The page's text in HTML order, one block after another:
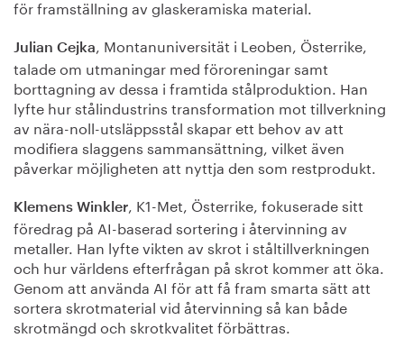
för framställning av glaskeramiska material.
Julian Cejka, Montanuniversität i Leoben, Österrike,
talade om utmaningar med föroreningar samt
borttagning av dessa i framtida stålproduktion. Han
lyfte hur stålindustrins transformation mot tillverkning
av nära-noll-utsläppsstål skapar ett behov av att
modifiera slaggens sammansättning, vilket även
påverkar möjligheten att nyttja den som restprodukt.
Klemens Winkler, K1-Met, Österrike, fokuserade sitt
föredrag på AI-baserad sortering i återvinning av
metaller. Han lyfte vikten av skrot i ståltillverkningen
och hur världens efterfrågan på skrot kommer att öka.
Genom att använda AI för att få fram smarta sätt att
sortera skrotmaterial vid återvinning så kan både
skrotmängd och skrotkvalitet förbättras.